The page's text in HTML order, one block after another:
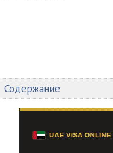
015_vydelenie_lyudei
016_o_cheloveke
Содержание